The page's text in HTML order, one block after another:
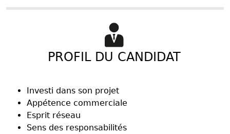
PROFIL DU CANDIDAT
Investi dans son projet
Appétence commerciale
Esprit réseau
Sens des responsabilités